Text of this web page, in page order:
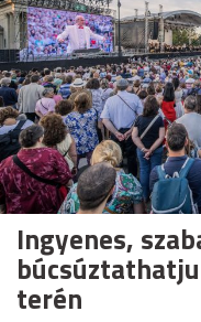
Ingyenes,
terén